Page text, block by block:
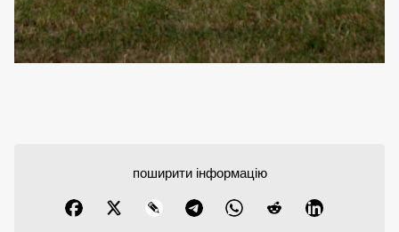
поширити інформацію